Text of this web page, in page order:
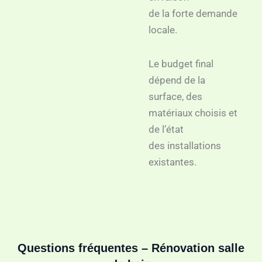
de la forte demande
locale.
Le budget final
dépend de la
surface, des
matériaux choisis et
de l’état
des installations
existantes.
Questions fréquentes – Rénovation salle